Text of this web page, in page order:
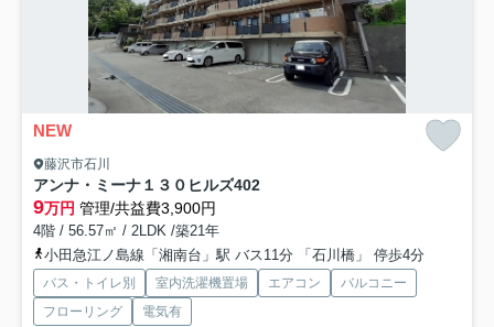
NEW
藤沢市石川
アンナ・ミーナ１３０ヒルズ402
9万円 管理/共益費3,900円
4階 / 56.57㎡ / 2LDK /築21年
小田急江ノ島線「湘南台」駅 バス11分 「石川橋」 停歩4分
バス・トイレ別 室内洗濯機置場 エアコン
バルコニー
フローリング
電気有